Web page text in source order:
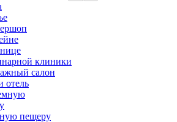
клиники
салон
отель
пещеру